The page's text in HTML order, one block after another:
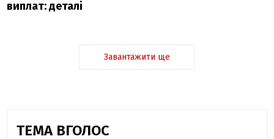
виплат: деталі
Завантажити ще
ТЕМА ВГОЛОС